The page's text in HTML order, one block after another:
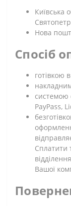
Київська
Нова
Спосіб
готівкою
системою
PayPass,
Сплатити
Вашої